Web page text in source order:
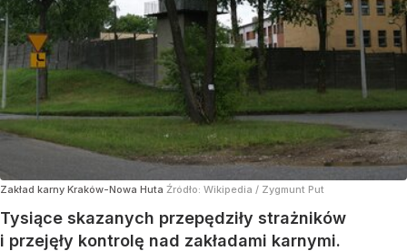
Zakład karny Kraków-Nowa Huta Źródło: Wikipedia / Zygmunt Put
Tysiące skazanych przepędziły strażników
i przejęły kontrolę nad zakładami karnymi.